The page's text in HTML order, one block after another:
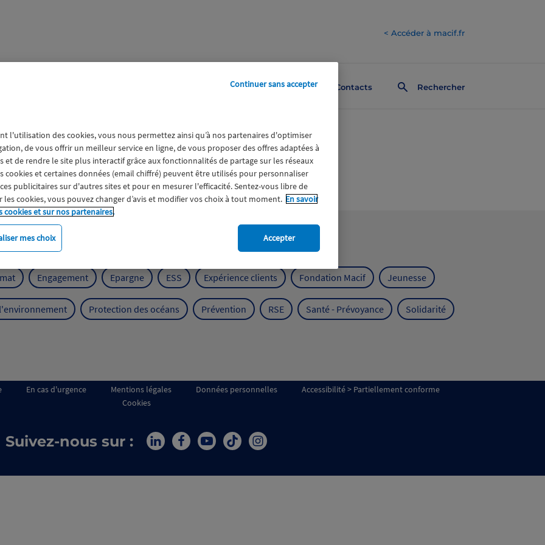
< Accéder à macif.fr
Contacts Rechercher
Environnement
Engagement Epargne ESS Expérience clients Fondation Macif Jeunesse
Protection des océans Prévention RSE Santé - Prévoyance Solidarité
En cas d'urgence Mentions légales Données personnelles
Accessibilité > Partiellement conforme
Cookies
Suivez-nous sur :
l'utilisation des cookies, vous nous permettez ainsi qu’à nos partenaires d'optimiser
de vous offrir un meilleur service en ligne, de vous proposer des offres adaptées à
et de rendre le site plus interactif grâce aux fonctionnalités de partage sur les réseaux
cookies et certaines données (email chiffré) peuvent être utilisés pour personnaliser
publicitaires sur d'autres sites et pour en mesurer l'efficacité. Sentez-vous libre de
les cookies, vous pouvez changer d’avis et modifier vos choix à tout moment. En savoir
cookies et sur nos partenaires.
mes choix
Continuer sans accepter
Accepter